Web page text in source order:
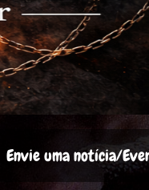
Envie uma notícia/